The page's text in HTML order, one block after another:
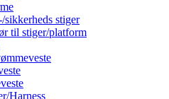
sikkerheds stiger
til stiger/platform
Harness